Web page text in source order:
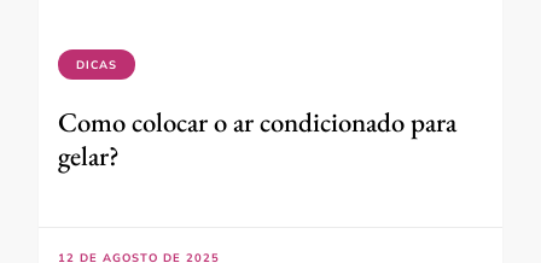
DICAS
Como colocar o ar condicionado para
gelar?
12 DE AGOSTO DE 2025